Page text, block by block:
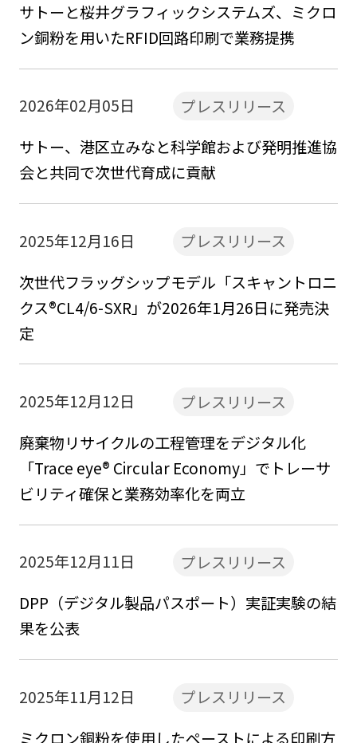
サトーと桜井グラフィックシステムズ、ミクロ
ン銅粉を用いたRFID回路印刷で業務提携
2026年02月05日
プレスリリース
サトー、港区立みなと科学館および発明推進協
会と共同で次世代育成に貢献
2025年12月16日
プレスリリース
次世代フラッグシップモデル「スキャントロニ
クス®CL4/6-SXR」が2026年1月26日に発売決
定
2025年12月12日
プレスリリース
廃棄物リサイクルの工程管理をデジタル化
「Trace eye® Circular Economy」でトレーサ
ビリティ確保と業務効率化を両立
2025年12月11日
プレスリリース
DPP（デジタル製品パスポート）実証実験の結
果を公表
2025年11月12日
プレスリリース
ミクロン銅粉を使用したペーストによる印刷方